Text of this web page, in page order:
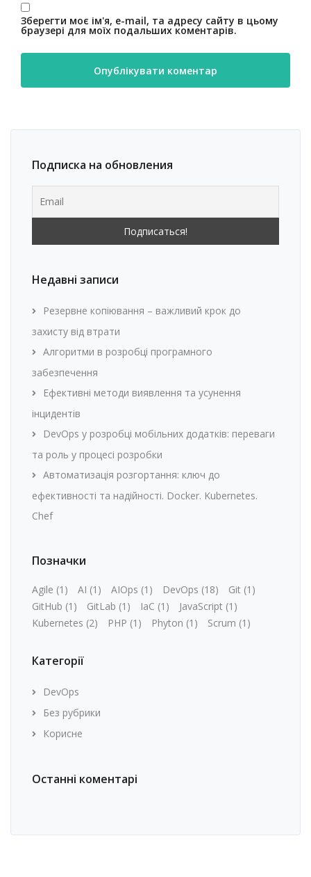
Зберегти моє ім'я, e-mail, та адресу сайту в цьому
браузері для моїх подальших коментарів.
Подписка на обновления
Недавні записи
Резервне копіювання – важливий крок до
захисту від втрати
Алгоритми в розробці програмного
забезпечення
Ефективні методи виявлення та усунення
інцидентів
DevOps у розробці мобільних додатків: переваги
та роль у процесі розробки
Автоматизація розгортання: ключ до
ефективності та надійності. Docker. Kubernetes.
Chef
Позначки
Agile (1) AI (1) AIOps (1) DevOps (18) Git (1)
GitHub (1) GitLab (1) IaC (1) JavaScript (1)
Kubernetes (2) PHP (1) Phyton (1) Scrum (1)
Категорії
DevOps
Без рубрики
Корисне
Останні коментарі